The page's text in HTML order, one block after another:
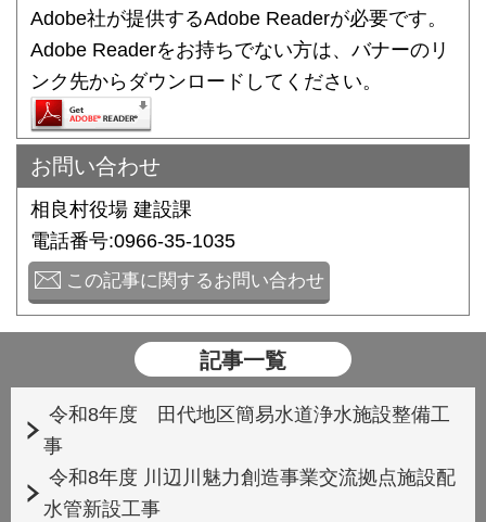
Adobe社が提供するAdobe Readerが必要です。
Adobe Readerをお持ちでない方は、バナーのリ
ンク先からダウンロードしてください。
お問い合わせ
相良村役場 建設課
電話番号:0966-35-1035
この記事に関するお問い合わせ
記事一覧
令和8年度 田代地区簡易水道浄水施設整備工
事
令和8年度 川辺川魅力創造事業交流拠点施設配
水管新設工事